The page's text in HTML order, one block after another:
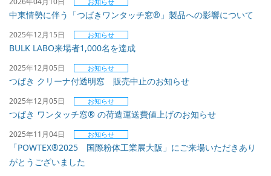
中東情勢に伴う「つばきワンタッチ窓®」製品への影響について
2025年12月15日 お知らせ
BULK LABO来場者1,000名を達成
2025年12月05日 お知らせ
つばき クリーナ付透明窓 販売中止のお知らせ
2025年12月05日 お知らせ
つばき ワンタッチ窓® の荷造運送費値上げのお知らせ
2025年11月04日 お知らせ
「POWTEX®2025 国際粉体工業展大阪」にご来場いただきあり
がとうございました